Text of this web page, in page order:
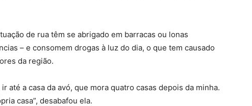
de rua têm se abrigado em barracas ou lonas
– e consomem drogas à luz do dia, o que tem causado
da região.
até a casa da avó, que mora quatro casas depois da minha.
casa”, desabafou ela.